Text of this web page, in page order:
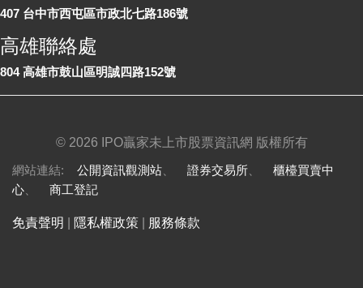
407 台中市西屯區市政北七路186號
高雄聯絡處
804 高雄市鼓山區明誠四路152號
© 2026 IPO贏家未上市股票資訊網 版權所有
網站連結: 公開資訊觀測站 證券交易所
櫃檯買賣中
心
商工登記
免責聲明 隱私權政策 服務條款